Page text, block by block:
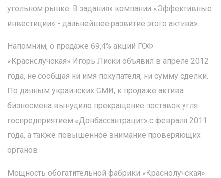
угольном рынке. В заданиях компании «Эффективные
инвестиции» - дальнейшее развитие этого актива».
Напомним, о продаже 69,4% акций ГОФ
«Краснолучская» Игорь Лиски объявил в апреле 2012
года, не сообщая ни имя покупателя, ни сумму сделки.
По данным украинских СМИ, к продаже актива
бизнесмена вынудило прекращение поставок угля
госпредприятием «Донбассантрацит» с февраля 2011
года, а также повышенное внимание проверяющих
органов.
Мощность обогатительной фабрики «Краснолучская»